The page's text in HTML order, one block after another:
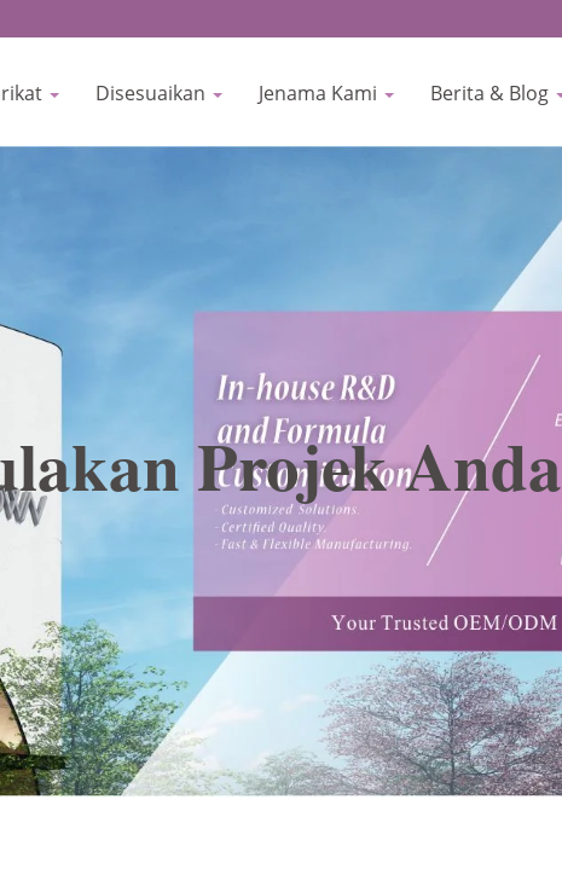
Disesuaikan Jenama Kami Berita & Blog
Projek Anda